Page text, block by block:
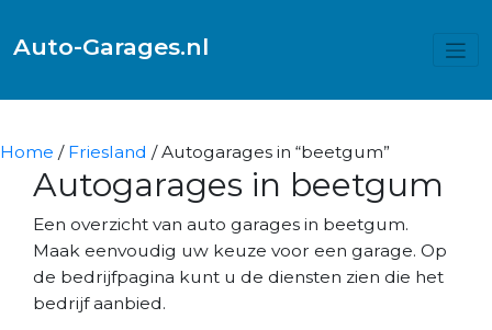
Auto-Garages.nl
Home / Friesland / Autogarages in “beetgum”
Autogarages in beetgum
Een overzicht van auto garages in beetgum.
Maak eenvoudig uw keuze voor een garage. Op
de bedrijfpagina kunt u de diensten zien die het
bedrijf aanbied.